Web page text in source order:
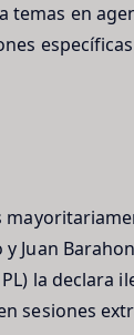
en
Juan
la
sesiones